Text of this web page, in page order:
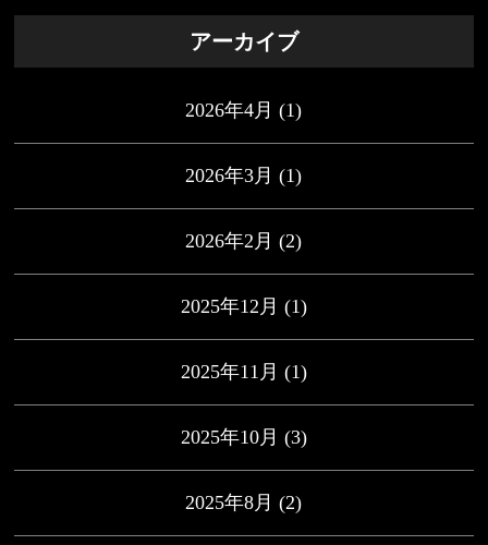
アーカイブ
2026年4月 (1)
2026年3月 (1)
2026年2月 (2)
2025年12月 (1)
2025年11月 (1)
2025年10月 (3)
2025年8月 (2)